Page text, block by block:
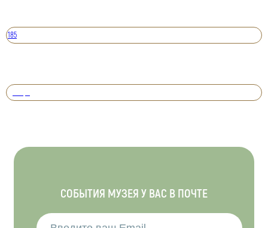
185
СОБЫТИЯ МУЗЕЯ У ВАС В ПОЧТЕ